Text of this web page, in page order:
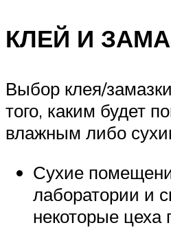
КЛЕЙ И
Выбор клея/
того, каким будет
влажным либо
Сухие
лаборатории и
некоторые цеха